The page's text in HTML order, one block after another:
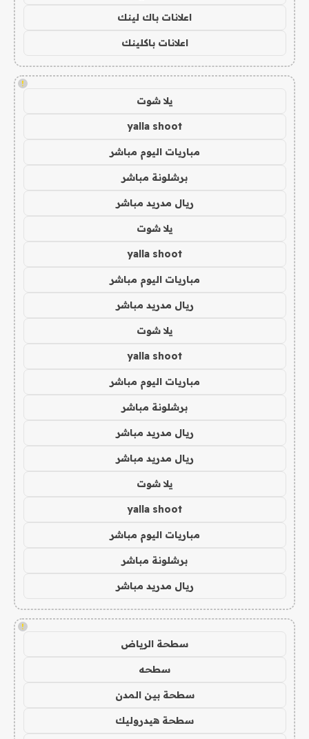
اعلانات باك لينك
اعلانات باكلينك
!
يلا شوت
yalla shoot
مباريات اليوم مباشر
برشلونة مباشر
ريال مدريد مباشر
يلا شوت
yalla shoot
مباريات اليوم مباشر
ريال مدريد مباشر
يلا شوت
yalla shoot
مباريات اليوم مباشر
برشلونة مباشر
ريال مدريد مباشر
ريال مدريد مباشر
يلا شوت
yalla shoot
مباريات اليوم مباشر
برشلونة مباشر
ريال مدريد مباشر
!
سطحة الرياض
سطحه
سطحة بين المدن
سطحة هيدروليك